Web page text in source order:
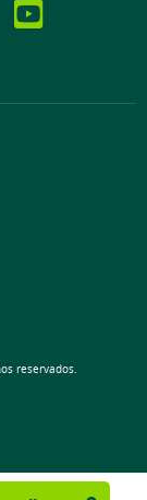
reservados.